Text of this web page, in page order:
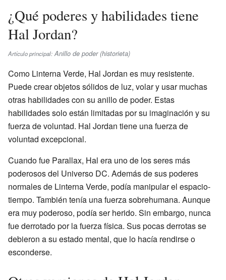
¿Qué poderes y habilidades tiene
Hal Jordan?
Artículo principal: Anillo de poder (historieta)
Como Linterna Verde, Hal Jordan es muy resistente.
Puede crear objetos sólidos de luz, volar y usar muchas
otras habilidades con su anillo de poder. Estas
habilidades solo están limitadas por su imaginación y su
fuerza de voluntad. Hal Jordan tiene una fuerza de
voluntad excepcional.
Cuando fue Parallax, Hal era uno de los seres más
poderosos del Universo DC. Además de sus poderes
normales de Linterna Verde, podía manipular el espacio-
tiempo. También tenía una fuerza sobrehumana. Aunque
era muy poderoso, podía ser herido. Sin embargo, nunca
fue derrotado por la fuerza física. Sus pocas derrotas se
debieron a su estado mental, que lo hacía rendirse o
esconderse.